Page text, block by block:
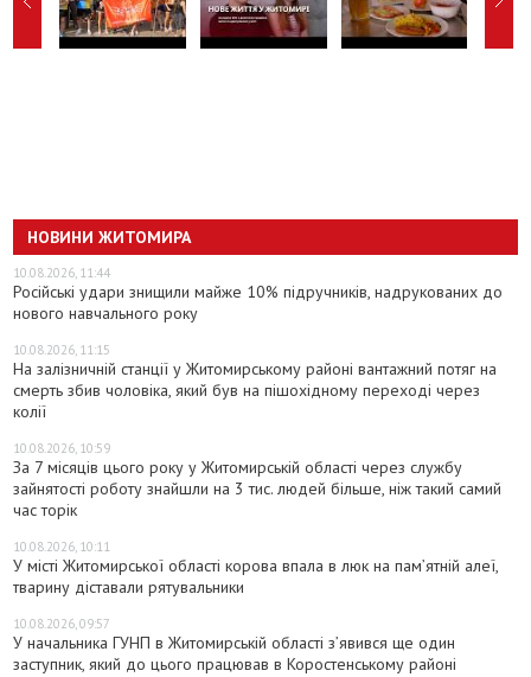
НОВИНИ ЖИТОМИРА
10.08.2026, 11:44
Російські удари знищили майже 10% підручників, надрукованих до
нового навчального року
10.08.2026, 11:15
На залізничній станції у Житомирському районі вантажний потяг на
смерть збив чоловіка, який був на пішохідному переході через
колії
10.08.2026, 10:59
За 7 місяців цього року у Житомирській області через службу
зайнятості роботу знайшли на 3 тис. людей більше, ніж такий самий
час торік
10.08.2026, 10:11
У місті Житомирської області корова впала в люк на пам’ятній алеї,
тварину діставали рятувальники
10.08.2026, 09:57
У начальника ГУНП в Житомирській області з’явився ще один
заступник, який до цього працював в Коростенському районі